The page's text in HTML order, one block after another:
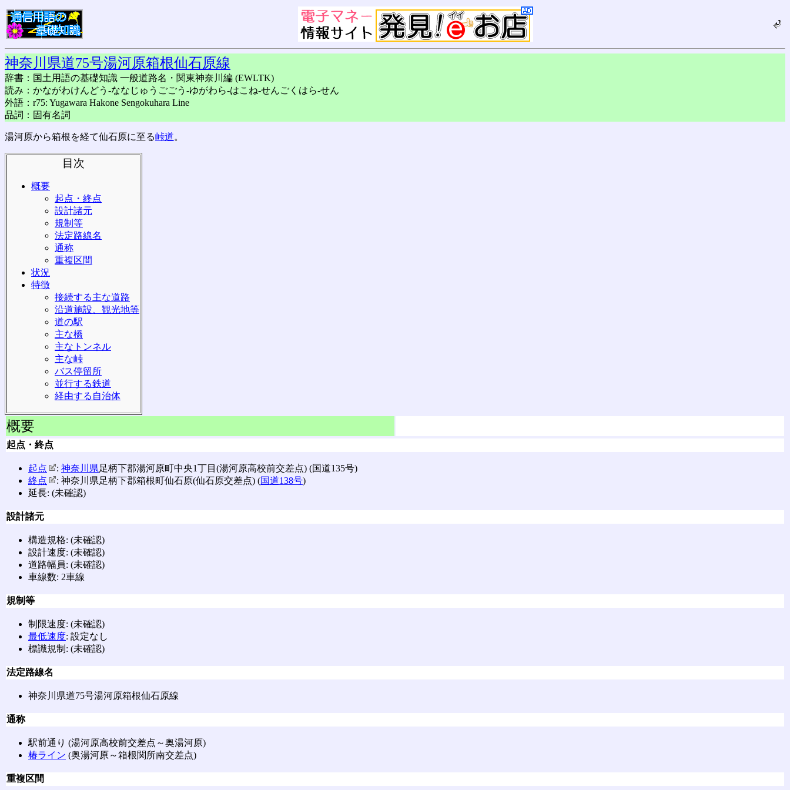
神奈川県道75号湯河原箱根仙石原線
辞書：国土用語の基礎知識 一般道路名・関東神奈川編 (EWLTK)
読み：かながわけんどう-ななじゅうごごう-ゆがわら-はこね-せんごくはら-せん
外語：r75: Yugawara Hakone Sengokuhara Line
品詞：固有名詞
湯河原から箱根を経て仙石原に至る峠道。
目次
概要
起点・終点
設計諸元
規制等
法定路線名
通称
重複区間
状況
特徴
接続する主な道路
沿道施設、観光地等
道の駅
主な橋
主なトンネル
主な峠
バス停留所
並行する鉄道
経由する自治体
概要
起点・終点
起点 : 神奈川県足柄下郡湯河原町中央1丁目(湯河原高校前交差点) (国道135号)
終点
: 神奈川県足柄下郡箱根町仙石原(仙石原交差点) (国道138号)
延長: (未確認)
設計諸元
構造規格: (未確認)
設計速度: (未確認)
道路幅員: (未確認)
車線数: 2車線
規制等
制限速度: (未確認)
最低速度: 設定なし
標識規制: (未確認)
法定路線名
神奈川県道75号湯河原箱根仙石原線
通称
駅前通り (湯河原高校前交差点～奥湯河原)
椿ライン (奥湯河原～箱根関所南交差点)
重複区間